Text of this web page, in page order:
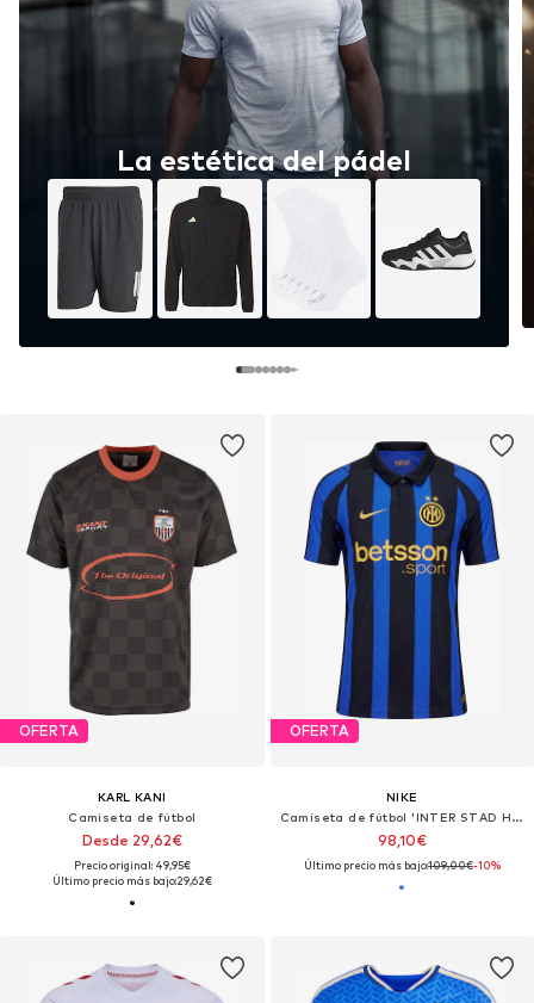
OFERTA
KARL KANI
Camiseta de fútbol
Desde 29,62€
Precio original: 49,95€
Último precio más bajo:29,62€
La estética del pádel
OFERTA
NIKE
Camiseta de fútbol 'INTER STAD HM'
98,10€
Último precio más bajo:109,00€-10%